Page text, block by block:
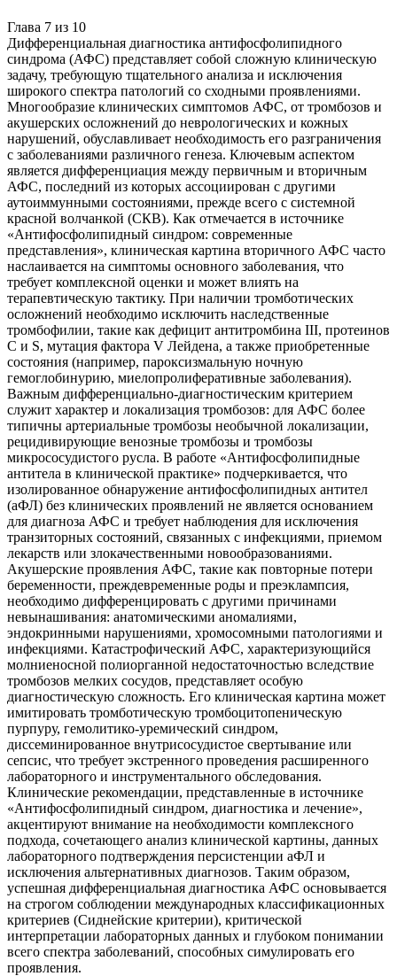
Глава 7 из 10
Дифференциальная диагностика антифосфолипидного
синдрома (АФС) представляет собой сложную клиническую
задачу, требующую тщательного анализа и исключения
широкого спектра патологий со сходными проявлениями.
Многообразие клинических симптомов АФС, от тромбозов и
акушерских осложнений до неврологических и кожных
нарушений, обуславливает необходимость его разграничения
с заболеваниями различного генеза. Ключевым аспектом
является дифференциация между первичным и вторичным
АФС, последний из которых ассоциирован с другими
аутоиммунными состояниями, прежде всего с системной
красной волчанкой (СКВ). Как отмечается в источнике
«Антифосфолипидный синдром: современные
представления», клиническая картина вторичного АФС часто
наслаивается на симптомы основного заболевания, что
требует комплексной оценки и может влиять на
терапевтическую тактику. При наличии тромботических
осложнений необходимо исключить наследственные
тромбофилии, такие как дефицит антитромбина III, протеинов
C и S, мутация фактора V Лейдена, а также приобретенные
состояния (например, пароксизмальную ночную
гемоглобинурию, миелопролиферативные заболевания).
Важным дифференциально-диагностическим критерием
служит характер и локализация тромбозов: для АФС более
типичны артериальные тромбозы необычной локализации,
рецидивирующие венозные тромбозы и тромбозы
микрососудистого русла. В работе «Антифосфолипидные
антитела в клинической практике» подчеркивается, что
изолированное обнаружение антифосфолипидных антител
(аФЛ) без клинических проявлений не является основанием
для диагноза АФС и требует наблюдения для исключения
транзиторных состояний, связанных с инфекциями, приемом
лекарств или злокачественными новообразованиями.
Акушерские проявления АФС, такие как повторные потери
беременности, преждевременные роды и преэклампсия,
необходимо дифференцировать с другими причинами
невынашивания: анатомическими аномалиями,
эндокринными нарушениями, хромосомными патологиями и
инфекциями. Катастрофический АФС, характеризующийся
молниеносной полиорганной недостаточностью вследствие
тромбозов мелких сосудов, представляет особую
диагностическую сложность. Его клиническая картина может
имитировать тромботическую тромбоцитопеническую
пурпуру, гемолитико-уремический синдром,
диссеминированное внутрисосудистое свертывание или
сепсис, что требует экстренного проведения расширенного
лабораторного и инструментального обследования.
Клинические рекомендации, представленные в источнике
«Антифосфолипидный синдром, диагностика и лечение»,
акцентируют внимание на необходимости комплексного
подхода, сочетающего анализ клинической картины, данных
лабораторного подтверждения персистенции аФЛ и
исключения альтернативных диагнозов. Таким образом,
успешная дифференциальная диагностика АФС основывается
на строгом соблюдении международных классификационных
критериев (Сиднейские критерии), критической
интерпретации лабораторных данных и глубоком понимании
всего спектра заболеваний, способных симулировать его
проявления.